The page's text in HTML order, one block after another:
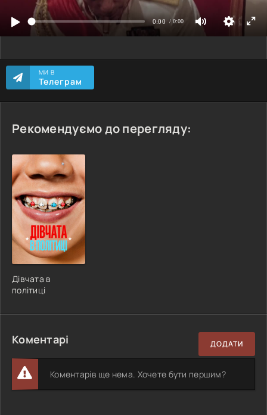
МИ В
Телеграм
Рекомендуємо до перегляду:
Дівчата в
політиці
Коментарі ДОДАТИ
Коментарів ще нема. Хочете бути першим?